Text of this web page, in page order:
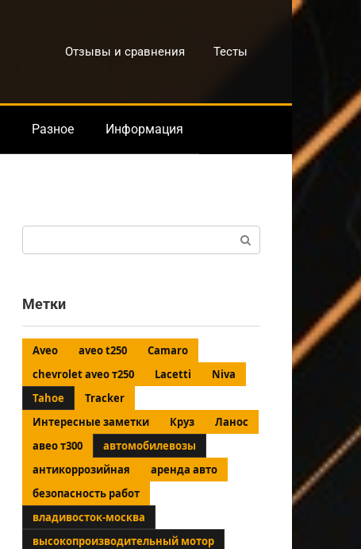
Отзывы и сравнения Тесты
Разное Информация
Метки
Aveo aveo t250
Camaro
chevrolet aveo т250
Lacetti
Niva
Tahoe
Tracker
Интересные заметки
Круз
Ланос
авео т300
автомобилевозы
антикоррозийная
аренда авто
безопасность работ
владивосток-москва
высокопроизводительный мотор